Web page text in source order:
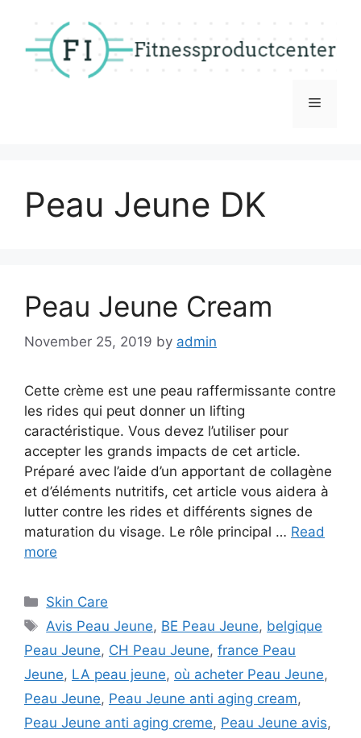
content
Menu
Peau Jeune DK
Peau Jeune Cream
November 25, 2019 by admin
Cette crème est une peau raffermissante contre
les rides qui peut donner un lifting
caractéristique. Vous devez l’utiliser pour
accepter les grands impacts de cet article.
Préparé avec l’aide d’un apportant de collagène
et d’éléments nutritifs, cet article vous aidera à
lutter contre les rides et différents signes de
maturation du visage. Le rôle principal … Read
more
Categories
Skin Care
Tags
Avis Peau Jeune, BE Peau Jeune, belgique
Peau Jeune, CH Peau Jeune, france Peau
Jeune, LA peau jeune, où acheter Peau Jeune,
Peau Jeune, Peau Jeune anti aging cream,
Peau Jeune anti aging creme, Peau Jeune avis,